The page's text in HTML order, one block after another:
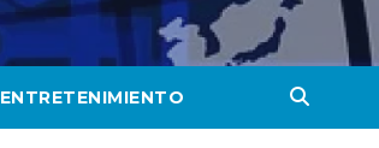
ENTRETENIMIENTO